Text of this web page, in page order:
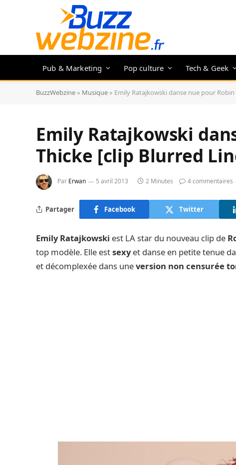
Pub & Marketing Pop culture Tech & Geek
BuzzWebzine » Musique » Emily Ratajkowski danse nue pour
Emily Ratajkowski
Thicke [clip Blurred
Par Erwan 5 avril 2013 2 Minutes 4 commentaires
Partager Facebook Twitter
Emily Ratajkowski est LA star du nouveau clip de
top modèle. Elle estsexyet danse en petite tenue
et décomplexée dans uneversion non censurée